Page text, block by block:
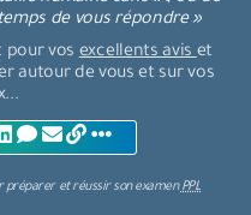
de vous répondre »
pour vosexcellents aviset
autour de vous et sur vos
préparer et réussir son examenPPL